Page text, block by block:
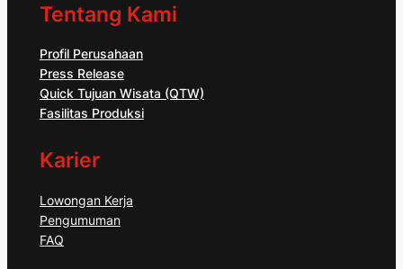
Tentang Kami
Profil Perusahaan
Press Release
Quick Tujuan Wisata (QTW)
Fasilitas Produksi
Karier
Lowongan Kerja
Pengumuman
FAQ